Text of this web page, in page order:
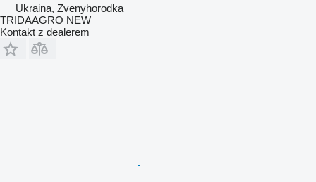
Ukraina, Zvenyhorodka
TRIDAAGRO NEW
Kontakt z dealerem